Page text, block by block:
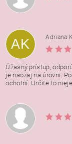
AK
Adriana
Úžasný prístup,
je naozaj na úrovni.
ochotní. Určite to